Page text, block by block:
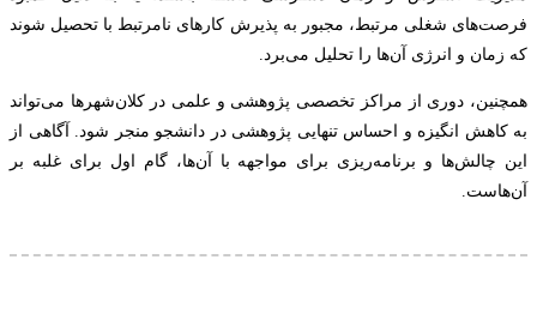
شغلی مرتبط، مجبور به پذیرش کارهای نامرتبط با تحصیل شوند
و انرژی آن‌ها را تحلیل می‌برد.
دوری از مراکز تخصصی پژوهشی و علمی در کلان‌شهرها می‌تواند
انگیزه و احساس تنهایی پژوهشی در دانشجو منجر شود. آگاهی از
و برنامه‌ریزی برای مواجهه با آن‌ها، گام اول برای غلبه بر